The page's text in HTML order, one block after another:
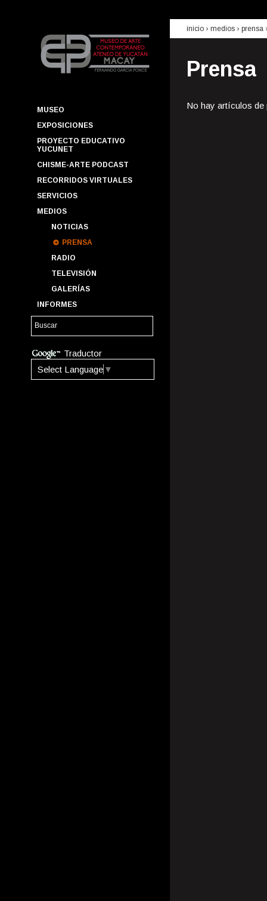
MUSEO
EXPOSICIONES
PROYECTO EDUCATIVO
YUCUNET
CHISME-ARTE PODCAST
RECORRIDOS VIRTUALES
SERVICIOS
MEDIOS
NOTICIAS
PRENSA
RADIO
TELEVISIÓN
GALERÍAS
INFORMES
Traductor
Select Language ▼
inicio › medios › prensa
Prensa
No hay artículos de